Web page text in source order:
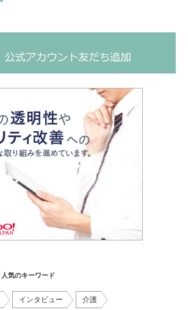
人気のキーワード
インタビュー 介護